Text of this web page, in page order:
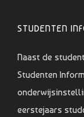
STUDENTEN
Naast de
Studenten
eerstejaars